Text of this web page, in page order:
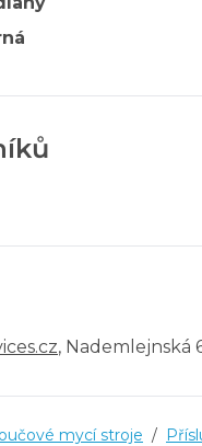
, Nademlejnská
mycí stroje /